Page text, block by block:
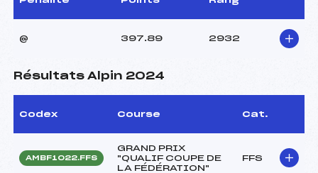
@ 397.89 2932
Résultats Alpin 2024
Codex Course Cat.
AMBF1022.FFS
GRAND PRIX
"QUALIF COUPE DE
LA FÉDÉRATION"
FFS